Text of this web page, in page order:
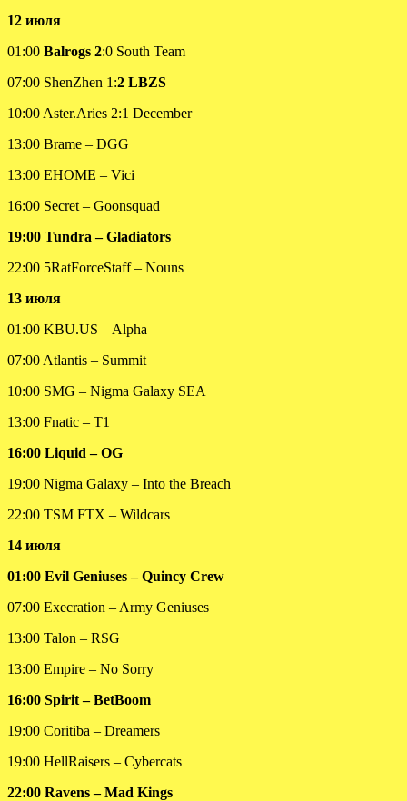
12 июля
01:00 Balrogs 2:0 South Team
07:00 ShenZhen 1:2 LBZS
10:00 Aster.Aries 2:1 December
13:00 Brame – DGG
13:00 EHOME – Vici
16:00 Secret – Goonsquad
19:00 Tundra – Gladiators
22:00 5RatForceStaff – Nouns
13 июля
01:00 KBU.US – Alpha
07:00 Atlantis – Summit
10:00 SMG – Nigma Galaxy SEA
13:00 Fnatic – T1
16:00 Liquid – OG
19:00 Nigma Galaxy – Into the Breach
22:00 TSM FTX – Wildcars
14 июля
01:00 Evil Geniuses – Quincy Crew
07:00 Execration – Army Geniuses
13:00 Talon – RSG
13:00 Empire – No Sorry
16:00 Spirit – BetBoom
19:00 Coritiba – Dreamers
19:00 HellRaisers – Cybercats
22:00 Ravens – Mad Kings